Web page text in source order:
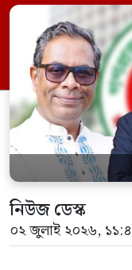
কল্যাণমন্ত্রী
পরিবার কল্যাণ
স্বাস্থ্য
কর্তৃপক্ষ (বিডা)-
জাতীয় […]
নিউজ ডেস্ক
০২ জুলাই ২০২৬,